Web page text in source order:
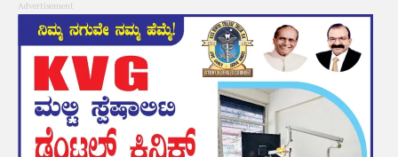
Advertisement